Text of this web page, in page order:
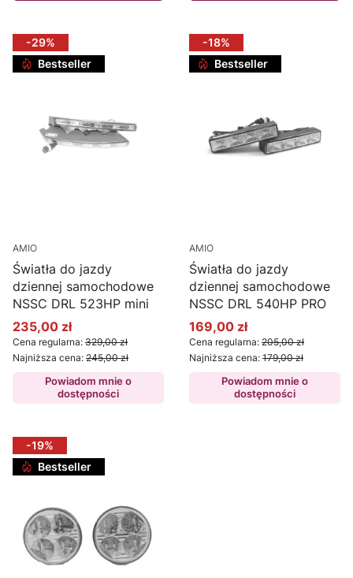
-29%
Bestseller
AMIO
Światła do jazdy
dziennej samochodowe
NSSC DRL 523HP mini
Cena promocyjna
235,00 zł
Cena regularna: 329,00 zł
Najniższa cena: 245,00 zł
Powiadom mnie o
dostępności
-18%
Bestseller
AMIO
Światła do jazdy
dziennej samochodowe
NSSC DRL 540HP PRO
Cena promocyjna
169,00 zł
Cena regularna: 205,00 zł
Najniższa cena: 179,00 zł
Powiadom mnie o
dostępności
-19%
Bestseller